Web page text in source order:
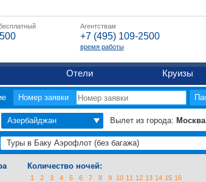
Агентствам
+7 (495) 109-2500
время работы
Отели Круизы
Номер заявки
Азербайджан Вылет из города:
Количество ночей:
1 2 3 4 5 6 7 8 9 10 11 12 13 14 15 16